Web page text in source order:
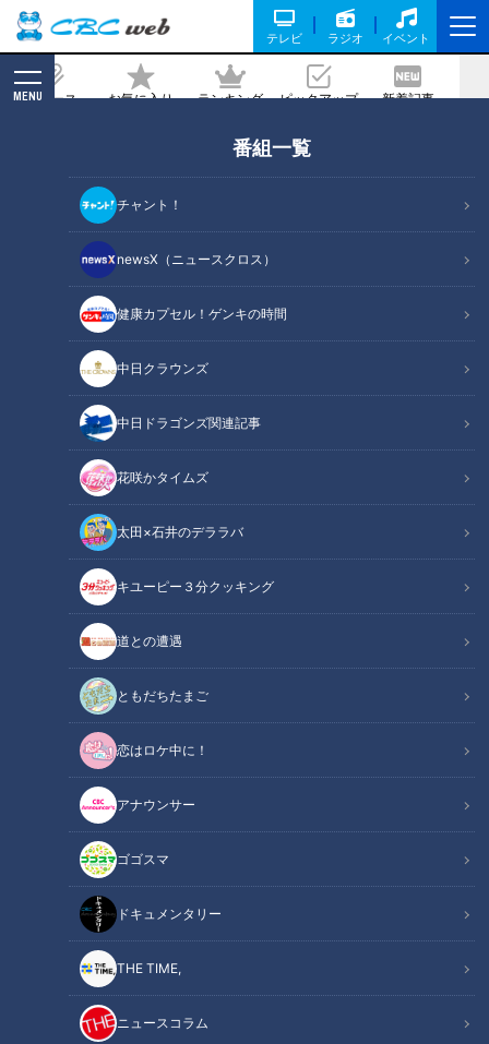
テレビ ラジオ イベント
ニュース お気に入り ランキング ピックアップ 新着記事
MENU
番組一覧
チャント！
newsX（ニュースクロス）
健康カプセル！ゲンキの時間
中日クラウンズ
中日ドラゴンズ関連記事
花咲かタイムズ
太田×石井のデララバ
キユーピー３分クッキング
道との遭遇
ともだちたまご
恋はロケ中に！
アナウンサー
ゴゴスマ
ドキュメンタリー
THE TIME,
ニュースコラム
攻めに、なかじタジタジ♡これって両想
い…！？
記事に戻る
CBCテレビ『恋はロケ中に！』
この記事の画像（全7枚）
記事に戻る